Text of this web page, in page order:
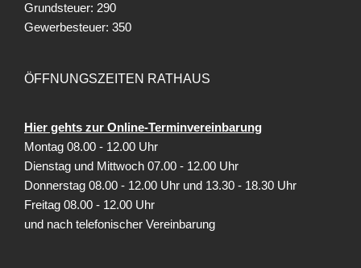
Grundsteuer: 290
Gewerbesteuer: 350
ÖFFNUNGSZEITEN RATHAUS
Hier gehts zur Online-Terminvereinbarung
Montag 08.00 - 12.00 Uhr
Dienstag und Mittwoch 07.00 - 12.00 Uhr
Donnerstag 08.00 - 12.00 Uhr und 13.30 - 18.30 Uhr
Freitag 08.00 - 12.00 Uhr
und nach telefonischer Vereinbarung